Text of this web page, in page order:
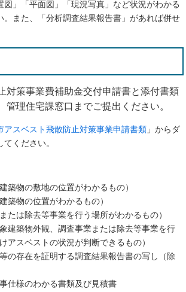
図」「平面図」「現況写真」など状況がわかる
。また、「分析調査結果報告書」があれば併せ
対策事業費補助金交付申請書と添付書類
管理住宅課窓口までご提出ください。
アスベスト飛散防止対策事業申請書類 」からダ
ください。
築物の敷地の位置がわかるもの）
築物の位置がわかるもの）
たは除去等事業を行う場所がわかるもの）
建築物外観、調査事業または除去等事業を行
アスベストの状況が判断できるもの）
の存在を証明する調査結果報告書の写し（除
仕様のわかる書類及び見積書